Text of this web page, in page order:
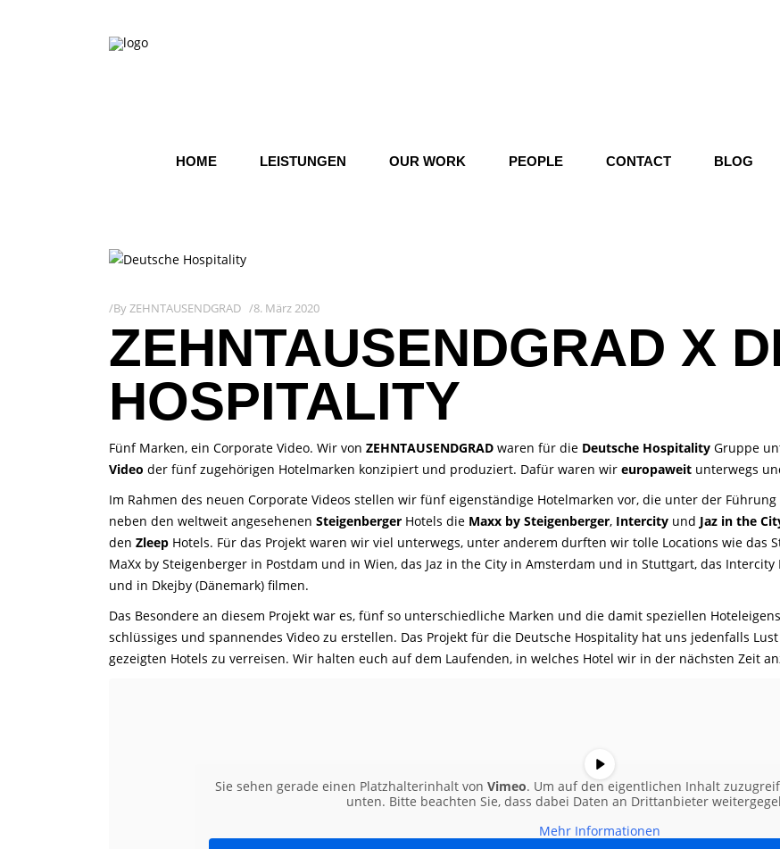
HOME LEISTUNGEN OUR WORK PEOPLE CONTACT BLOG
ByZEHNTAUSENDGRAD 8. März 2020
ZEHNTAUSENDGRAD X
HOSPITALITY
Fünf Marken, ein Corporate Video. Wir von ZEHNTAUSENDGRAD waren für die Deutsche Hospitality Gruppe
Video der fünf zugehörigen Hotelmarken konzipiert und produziert. Dafür waren wir europaweit unterwegs
Im Rahmen des neuen Corporate Videos stellen wir fünf eigenständige Hotelmarken vor, die unter der
neben den weltweit angesehenen Steigenberger Hotels die Maxx by Steigenberger, Intercity und Jaz in the
den Zleep Hotels. Für das Projekt waren wir viel unterwegs, unter anderem durften wir tolle Locations wie das
MaXx by Steigenberger in Postdam und in Wien, das Jaz in the City in Amsterdam und in Stuttgart, das
und in Dkejby (Dänemark) filmen.
Das Besondere an diesem Projekt war es, fünf so unterschiedliche Marken und die damit speziellen
schlüssiges und spannendes Video zu erstellen. Das Projekt für die Deutsche Hospitality hat uns jedenfalls
gezeigten Hotels zu verreisen. Wir halten euch auf dem Laufenden, in welches Hotel wir in der nächsten Zeit
Sie sehen gerade einen Platzhalterinhalt von Vimeo. Um auf den eigentlichen Inhalt
unten. Bitte beachten Sie, dass dabei Daten an Drittanbieter
Mehr Informationen